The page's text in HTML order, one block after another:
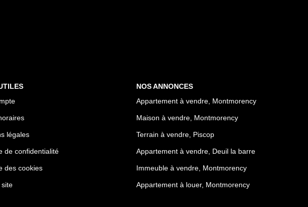
légales
de confidentialité
des cookies
site
NOS ANNONCES
Appartement à vendre, Montmorency
Maison à vendre, Montmorency
Terrain à vendre, Piscop
Appartement à vendre, Deuil la barre
Immeuble à vendre, Montmorency
Appartement à louer, Montmorency